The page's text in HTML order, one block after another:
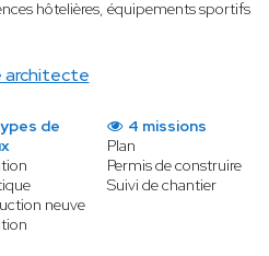
architecte
hôtelières, équipements sportifs
de
neuve
4 missions
Plan
Permis de construire
Suivi de chantier